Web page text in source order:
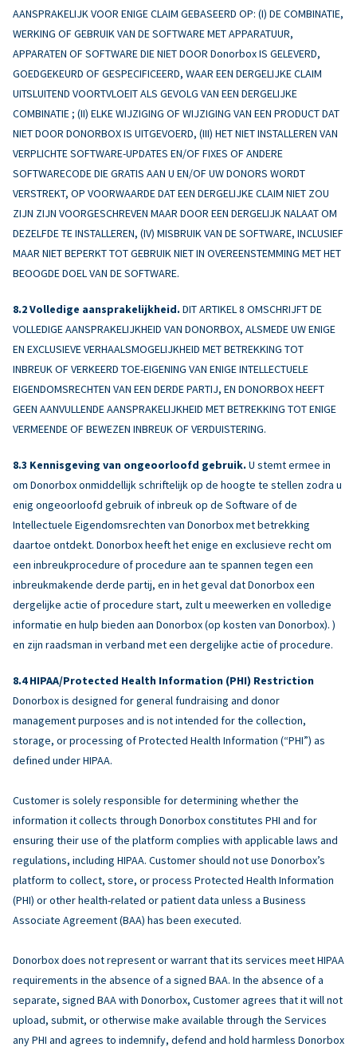
AANSPRAKELIJK VOOR ENIGE CLAIM GEBASEERD OP: (I) DE COMBINATIE,
WERKING OF GEBRUIK VAN DE SOFTWARE MET APPARATUUR,
APPARATEN OF SOFTWARE DIE NIET DOOR Donorbox IS GELEVERD,
GOEDGEKEURD OF GESPECIFICEERD, WAAR EEN DERGELIJKE CLAIM
UITSLUITEND VOORTVLOEIT ALS GEVOLG VAN EEN DERGELIJKE
COMBINATIE ; (II) ELKE WIJZIGING OF WIJZIGING VAN EEN PRODUCT DAT
NIET DOOR DONORBOX IS UITGEVOERD, (III) HET NIET INSTALLEREN VAN
VERPLICHTE SOFTWARE-UPDATES EN/OF FIXES OF ANDERE
SOFTWARECODE DIE GRATIS AAN U EN/OF UW DONORS WORDT
VERSTREKT, OP VOORWAARDE DAT EEN DERGELIJKE CLAIM NIET ZOU
ZIJN ZIJN VOORGESCHREVEN MAAR DOOR EEN DERGELIJK NALAAT OM
DEZELFDE TE INSTALLEREN, (IV) MISBRUIK VAN DE SOFTWARE, INCLUSIEF
MAAR NIET BEPERKT TOT GEBRUIK NIET IN OVEREENSTEMMING MET HET
BEOOGDE DOEL VAN DE SOFTWARE.
Volledige aansprakelijkheid. DIT ARTIKEL 8 OMSCHRIJFT DE
VOLLEDIGE AANSPRAKELIJKHEID VAN DONORBOX, ALSMEDE UW ENIGE
EN EXCLUSIEVE VERHAALSMOGELIJKHEID MET BETREKKING TOT
INBREUK OF VERKEERD TOE-EIGENING VAN ENIGE INTELLECTUELE
EIGENDOMSRECHTEN VAN EEN DERDE PARTIJ, EN DONORBOX HEEFT
GEEN AANVULLENDE AANSPRAKELIJKHEID MET BETREKKING TOT ENIGE
VERMEENDE OF BEWEZEN INBREUK OF VERDUISTERING.
Kennisgeving van ongeoorloofd gebruik. U stemt ermee in
om Donorbox onmiddellijk schriftelijk op de hoogte te stellen zodra u
enig ongeoorloofd gebruik of inbreuk op de Software of de
Intellectuele Eigendomsrechten van Donorbox met betrekking
daartoe ontdekt. Donorbox heeft het enige en exclusieve recht om
een inbreukprocedure of procedure aan te spannen tegen een
inbreukmakende derde partij, en in het geval dat Donorbox een
dergelijke actie of procedure start, zult u meewerken en volledige
informatie en hulp bieden aan Donorbox (op kosten van Donorbox). )
en zijn raadsman in verband met een dergelijke actie of procedure.
HIPAA/Protected Health Information (PHI) Restriction
Donorbox is designed for general fundraising and donor
management purposes and is not intended for the collection,
storage, or processing of Protected Health Information (“PHI”) as
defined under HIPAA.
Customer is solely responsible for determining whether the
information it collects through Donorbox constitutes PHI and for
ensuring their use of the platform complies with applicable laws and
regulations, including HIPAA. Customer should not use Donorbox’s
platform to collect, store, or process Protected Health Information
(PHI) or other health-related or patient data unless a Business
Associate Agreement (BAA) has been executed.
Donorbox does not represent or warrant that its services meet HIPAA
requirements in the absence of a signed BAA. In the absence of a
separate, signed BAA with Donorbox, Customer agrees that it will not
upload, submit, or otherwise make available through the Services
any PHI and agrees to indemnify, defend and hold harmless Donorbox